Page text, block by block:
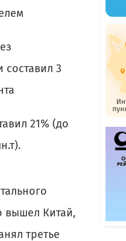
составил 3
21% (до
вышел Китай,
третье